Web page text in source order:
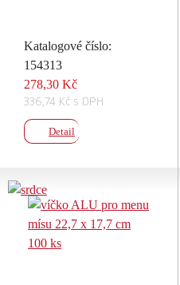
Katalogové číslo:
154313
278,30 Kč
336,74 Kč s DPH
Detail